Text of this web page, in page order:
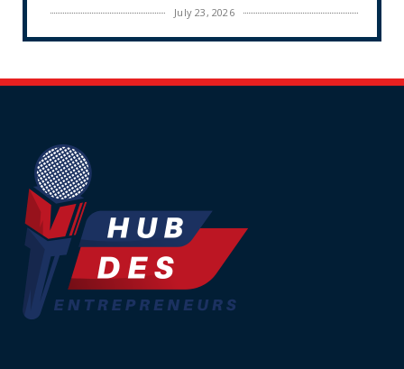
July 23, 2026
UNCATEGORIZED
sein des PME et de...
Retraites complémentaires Agirc-Arrco :
UNCATEGORIZED
Tabac : les ventes chutent, les recettes
fiscales
July 14, 2026